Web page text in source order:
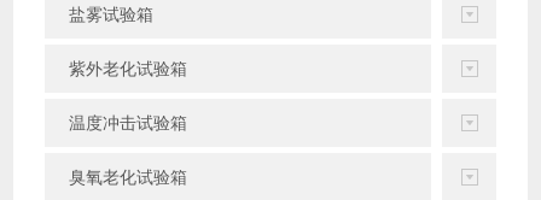
盐雾试验箱
紫外老化试验箱
温度冲击试验箱
臭氧老化试验箱